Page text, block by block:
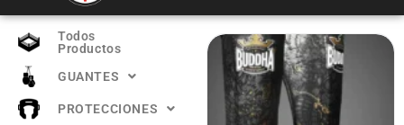
Todos
Productos
GUANTES
PROTECCIONES